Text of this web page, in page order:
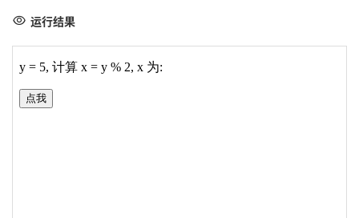
18
19
20
</script
</body>
运行结果